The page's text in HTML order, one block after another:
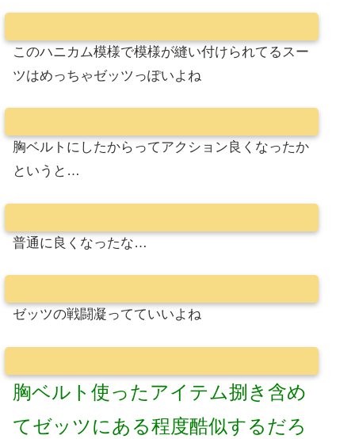
このハニカム模様で模様が縫い付けられてるスー
ツはめっちゃゼッツっぽいよね
胸ベルトにしたからってアクション良くなったか
というと…
普通に良くなったな…
ゼッツの戦闘凝ってていいよね
胸ベルト使ったアイテム捌き含め
てゼッツにある程度酷似するだろ